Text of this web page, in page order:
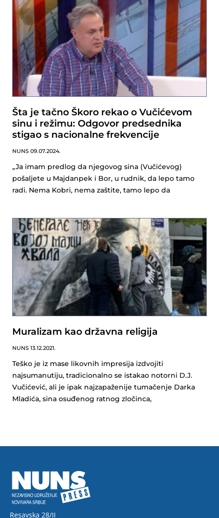
Šta je tačno Škoro rekao o Vučićevom
sinu i režimu: Odgovor predsednika
stigao s nacionalne frekvencije
NUNS 09.07.2024.
„Ja imam predlog da njegovog sina (Vučićevog)
pošaljete u Majdanpek i Bor, u rudnik, da lepo tamo
radi. Nema Kobri, nema zaštite, tamo lepo da
Muralizam kao državna religija
NUNS 13.12.2021.
Teško je iz mase likovnih impresija izdvojiti
najsumanutiju, tradicionalno se istakao notorni D.J.
Vučićević, ali je ipak najzapaženije tumačenje Darka
Mladića, sina osuđenog ratnog zločinca,
Resavska 28/II